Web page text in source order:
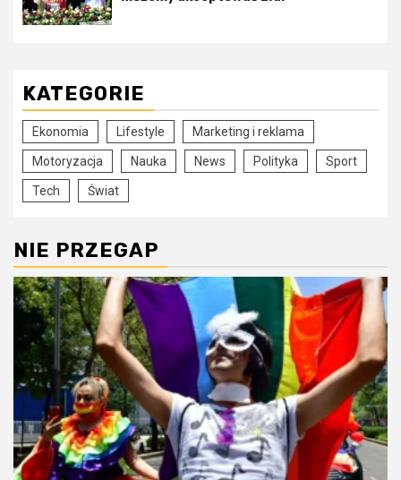
KATEGORIE
Ekonomia Lifestyle Marketing i reklama
Motoryzacja Nauka News Polityka Sport
Tech Świat
NIE PRZEGAP